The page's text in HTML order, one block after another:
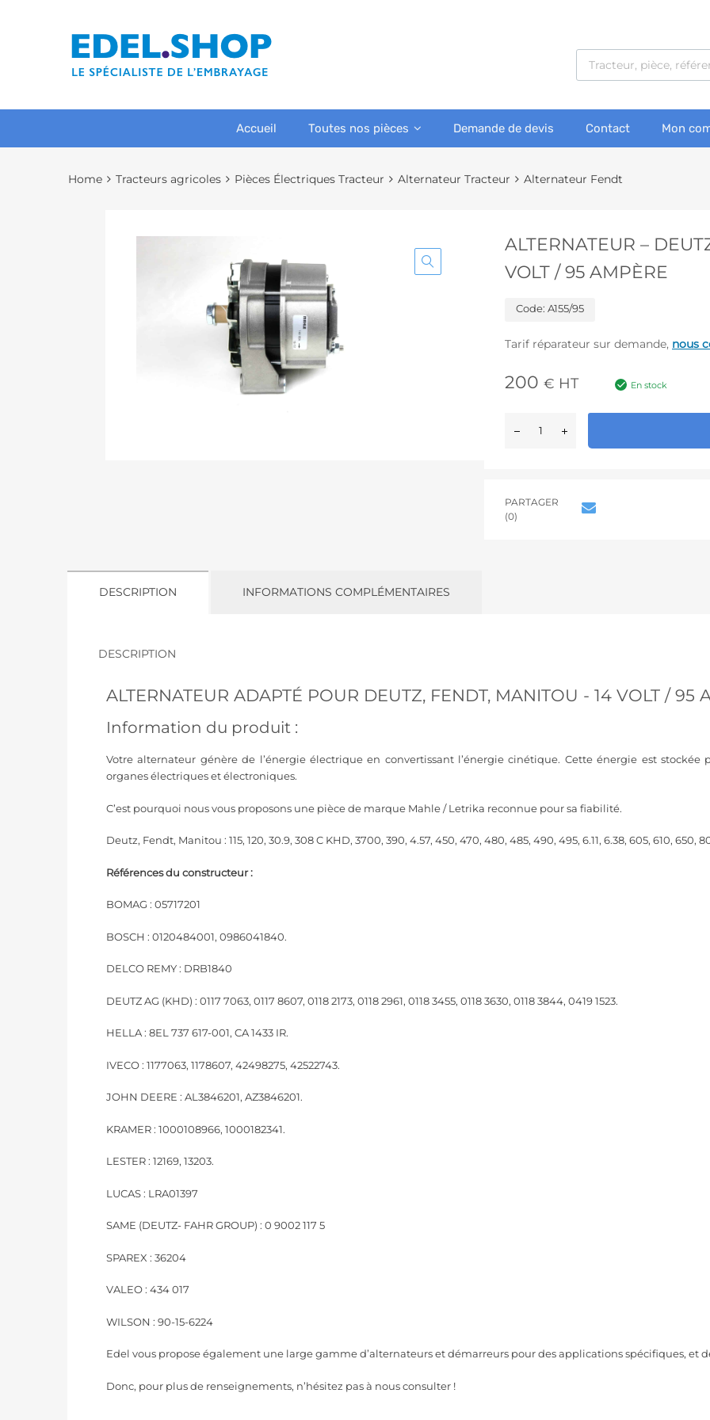
Accueil Toutes nos pièces Demande de devis Contact Mon
Home Tracteurs agricoles Pièces Électriques Tracteur Alternateur Tracteur Alternateur Fendt
ALTERNATEUR –
VOLT / 95 AMPÈRE
Code: A155/95
Tarif réparateur sur demande, nous
200 € HT En stock
PARTAGER
(0)
DESCRIPTION INFORMATIONS COMPLÉMENTAIRES
DESCRIPTION
ALTERNATEUR ADAPTÉ POUR DEUTZ, FENDT, MANITOU - 14 VOLT / 95
Information du produit :
Votre alternateur génère de l’énergie électrique en convertissant l’énergie cinétique. Cette énergie est
organes électriques et électroniques.
C’est pourquoi nous vous proposons une pièce de marque Mahle/Letrika reconnue pour sa fiabilité.
Deutz, Fendt, Manitou : 115, 120, 30.9, 308 C KHD, 3700, 390, 4.57, 450, 470, 480, 485, 490, 495, 6.11, 6.38, 605, 610, 650,
Références du constructeur :
BOMAG : 05717201
BOSCH : 0120484001, 0986041840.
DELCO REMY : DRB1840
DEUTZ AG (KHD) : 0117 7063, 0117 8607, 0118 2173, 0118 2961, 0118 3455, 0118 3630, 0118 3844, 0419 1523.
HELLA : 8EL 737 617-001, CA 1433 IR.
IVECO : 1177063, 1178607, 42498275, 42522743.
JOHN DEERE : AL3846201, AZ3846201.
KRAMER : 1000108966, 1000182341.
LESTER : 12169, 13203.
LUCAS : LRA01397
SAME (DEUTZ- FAHR GROUP) : 0 9002 117 5
SPAREX : 36204
VALEO : 434 017
WILSON : 90-15-6224
Edel vous propose également une large gamme d’alternateurs et démarreurs pour des applications spécifiques, et
Donc, pour plus de renseignements, n’hésitez pas à nous consulter !